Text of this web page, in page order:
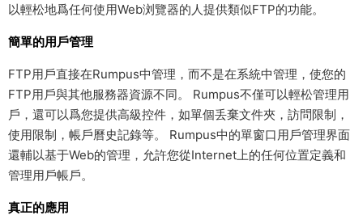
以輕松地爲任何使用Web浏覽器的人提供類似FTP的功能。
簡單的用戶管理
FTP用戶直接在Rumpus中管理，而不是在系統中管理，使您的
FTP用戶與其他服務器資源不同。 Rumpus不僅可以輕松管理用
戶，還可以爲您提供高級控件，如單個丢棄文件夾，訪問限制，
使用限制，帳戶曆史記錄等。 Rumpus中的單窗口用戶管理界面
還輔以基于Web的管理，允許您從Internet上的任何位置定義和
管理用戶帳戶。
真正的應用